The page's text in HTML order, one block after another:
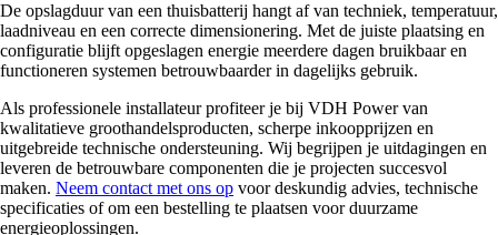
De opslagduur van een thuisbatterij hangt af van techniek, temperatuur,
laadniveau en een correcte dimensionering. Met de juiste plaatsing en
configuratie blijft opgeslagen energie meerdere dagen bruikbaar en
functioneren systemen betrouwbaarder in dagelijks gebruik.
Als professionele installateur profiteer je bij VDH Power van
kwalitatieve groothandelsproducten, scherpe inkoopprijzen en
uitgebreide technische ondersteuning. Wij begrijpen je uitdagingen en
leveren de betrouwbare componenten die je projecten succesvol
maken. Neem contact met ons op voor deskundig advies, technische
specificaties of om een bestelling te plaatsen voor duurzame
energieoplossingen.